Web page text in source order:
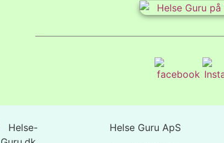
Helse Guru ApS